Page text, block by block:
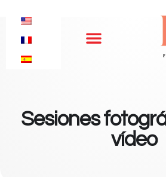
Sesiones
vídeo